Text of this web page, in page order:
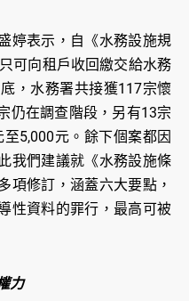
婷表示，自《水務設施規
可向租戶收回繳交給水務
，水務署共接獲117宗懷
仍在調查階段，另有13宗
5,000元。餘下個案都因
我們建議就《水務設施條
項修訂，涵蓋六大要點，
性資料的罪行，最高可被
力